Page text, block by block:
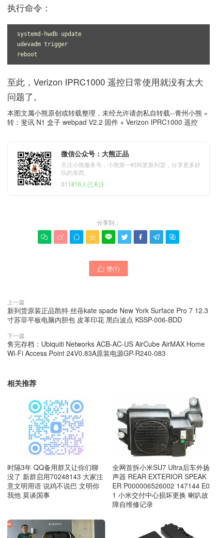
执行命令：
systemd-hwdb update
udevadm trigger
reboot
至此，Verizon IPRC1000 遥控日常使用就没有太大
问题了。
本图文属小熊原创或转载整理，未经允许请勿私自转载--青州小熊 »
转：斐讯 N1 盒子 webpad V2.2 固件 + Verizon IPRC1000 遥控
微信公众号：大熊正品
关注小熊服务号，小熊第一时间更新到货，分享更多好
玩的东西。
311816人已关注
分享到：
        
 赞(1)
上一篇
新到货原装正品凯特·丝蓓kate spade New York Surface Pro 7 12.3
寸苏菲平板电脑内胆包 皮革印花 黑白波点 KSSP-006-BDD
下一篇
售完存档：Ubiquiti Networks ACB-AC-US AirCube AirMAX Home
Wi-Fi Access Point 24V0.83A原装电源GP-R240-083
相关推荐
时隔3年 QQ备用群又让你们聊
没了 新群启用70248143 大家注
意文明用语 说鸡不说巴 文明你
我他 莫谈国事
全网首拆小米SU7 Ultra后车外扬
声器 REAR EXTERIOR SPEAK
ER P000006526002 147144 E0
1 小米交付中心损坏更换 喇叭故
障自维修记录